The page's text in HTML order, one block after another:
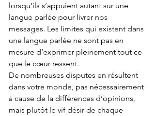
lorsqu’ils s’appuient autant sur une
langue parlée pour livrer nos
messages. Les limites qui existent dans
une langue parlée ne sont pas en
mesure d’exprimer pleinement tout ce
que le cœur ressent.
De nombreuses disputes en résultent
dans votre monde, pas nécessairement
à cause de la différences d’opinions,
mais plutôt le vif désir de chaque